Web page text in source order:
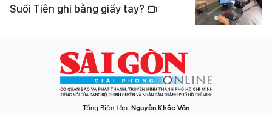
Suối Tiên ghi bằng giấy tay?
Tổng Biên tập: Nguyễn Khắc Văn